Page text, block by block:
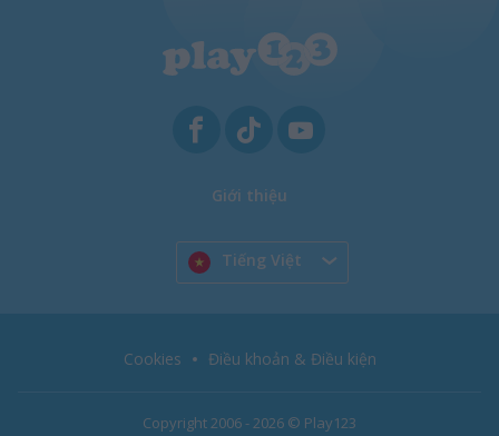
Giới thiệu
Tiếng Việt
Copyright 2006 - 2026 © Play123
Cookies Điều khoản & Điều kiện